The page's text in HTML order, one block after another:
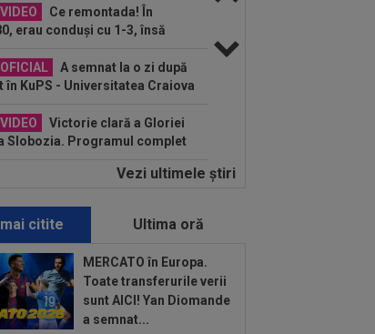
VIDEO
Ce remontada! În
erau conduși cu 1-3, însă
OFICIAL
A semnat la o zi după
în KuPS - Universitatea Craiova
VIDEO
Victorie clară a Gloriei
Slobozia. Programul complet
Ce se întâmplă cu Denis Alibec:
FOTO
Mihaela Rădulescu a fost
și nu s-a mai putut
- FC Voluntari LIVE
21:30, la DGS 1. Egalitate
Vezi ultimele ştiri
citite Ultima oră
MERCATO în Europa.
Toate transferurile verii
sunt AICI! Yan Diomande
a semnat...